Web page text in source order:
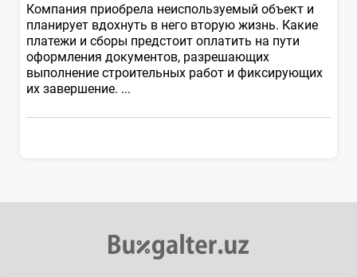
Компания приобрела неиспользуемый объект и
планирует вдохнуть в него вторую жизнь. Какие
платежи и сборы предстоит оплатить на пути
оформления документов, разрешающих
выполнение строительных работ и фиксирующих
их завершение. ...